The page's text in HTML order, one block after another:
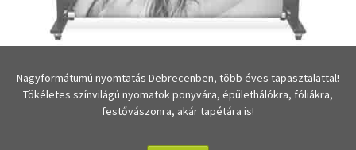
Nagyformátumú nyomtatás Debrecenben, több éves tapasztalattal!
Tökéletes színvilágú nyomatok ponyvára, épülethálókra, fóliákra,
festővászonra, akár tapétára is!